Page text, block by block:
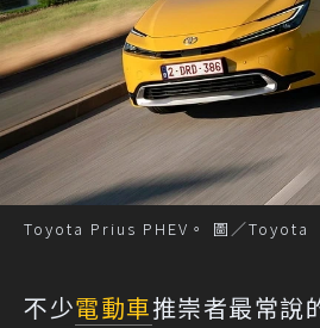
Toyota Prius PHEV。 圖／Toyota
不少電動車推崇者最常說